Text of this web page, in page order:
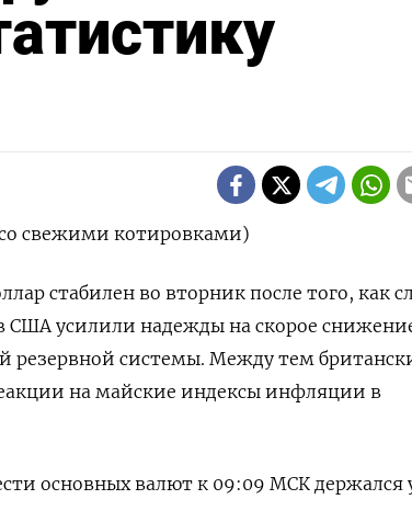
свежими котировками)
стабилен во вторник после того, как
США усилили надежды на скорое
резервной системы. Между тем
на майские индексы инфляции в
основных валют к 09:09 МСК держался